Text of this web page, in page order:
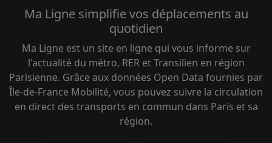
Ma Ligne simplifie vos déplacements au
quotidien
Ma Ligne est un site en ligne qui vous informe sur
l'actualité du métro, RER et Transilien en région
Parisienne. Grâce aux données Open Data fournies par
Île-de-France Mobilité, vous pouvez suivre la circulation
en direct des transports en commun dans Paris et sa
région.